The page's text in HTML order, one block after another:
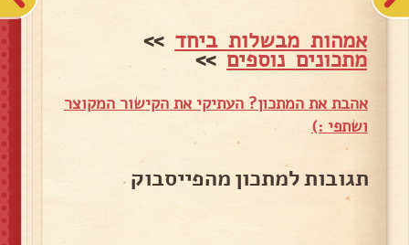
אמהות מבשלות ביחד >>
מתכונים נוספים>>
אהבת את המתכון? העתיקי את הקישור המקוצר
ושתפי :)
תגובות למתכון מהפייסבוק